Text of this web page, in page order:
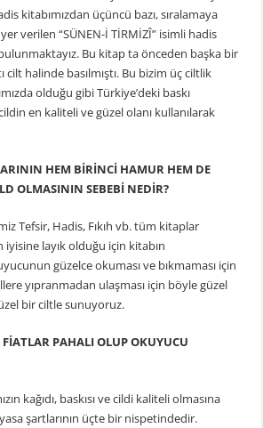
kitabımızdan üçüncü bazı, sıralamaya
verilen “SÜNEN-İ TİRMİZÎ” isimli hadis
Bu kitap ta önceden başka bir
cilt halinde basılmıştı. Bu bizim üç ciltlik
olduğu gibi Türkiye’deki baskı
en kaliteli ve güzel olanı kullanılarak
HEM BİRİNCİ HAMUR HEM DE
OLMASININ SEBEBİ NEDİR?
Tefsir, Hadis, Fıkıh vb. tüm kitaplar
iyisine layık olduğu için kitabın
güzelce okuması ve bıkmaması için
yıpranmadan ulaşması için böyle güzel
bir ciltle sunuyoruz.
PAHALI OLUP OKUYUCU
kağıdı, baskısı ve cildi kaliteli olmasına
şartlarının üçte bir nispetindedir.